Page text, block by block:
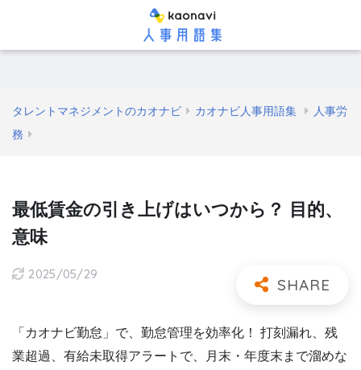
タレントマネジメントのカオナビ カオナビ人事用語集
人事労
務
最低賃金の引き上げはいつから？ 目的、
意味
2025/05/29
「カオナビ勤怠」で、勤怠管理を効率化！ 打刻漏れ、残
業超過、有給未取得アラートで、月末・年度末まで溜めな